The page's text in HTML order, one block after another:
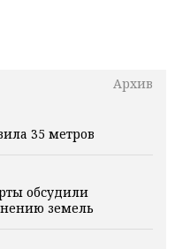
Архив
35 метров
обсудили
земель